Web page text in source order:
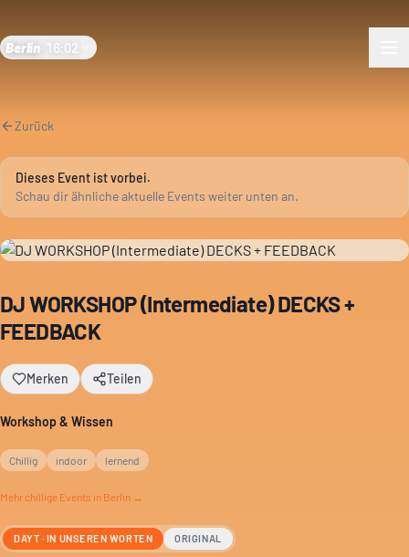
Berlin 16:02
Zurück
Dieses Event ist vorbei.
Schau dir ähnliche aktuelle Events weiter unten an.
DJ WORKSHOP (Intermediate) DECKS +
FEEDBACK
Merken Teilen
Workshop & Wissen
Chillig indoor lernend
Mehr chillige Events in Berlin →
DAYT · IN UNSEREN WORTEN ORIGINAL